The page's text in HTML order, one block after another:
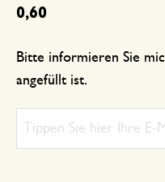
0,60
Bitte informieren Sie
angefüllt ist.